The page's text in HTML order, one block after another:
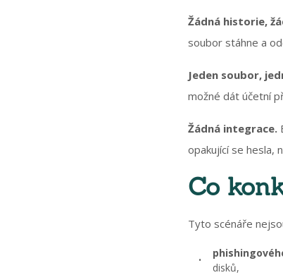
Žádná historie,
soubor stáhne a
Jeden soubor,
možné dát účetní
Žádná integrace.
opakující se hesla,
Co
Tyto scénáře
disků,